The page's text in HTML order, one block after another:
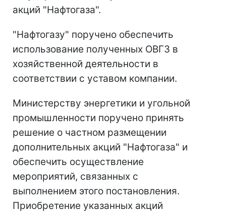
акций "Нафтогаза".
"Нафтогазу" поручено обеспечить
использование полученных ОВГЗ в
хозяйственной деятельности в
соответствии с уставом компании.
Министерству энергетики и угольной
промышленности поручено принять
решение о частном размещении
дополнительных акций "Нафтогаза" и
обеспечить осуществление
мероприятий, связанных с
выполнением этого постановления.
Приобретение указанных акций